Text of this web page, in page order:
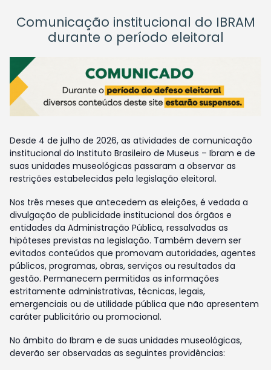
Comunicação institucional do IBRAM
durante o período eleitoral
Desde 4 de julho de 2026, as atividades de comunicação
institucional do Instituto Brasileiro de Museus – Ibram e de
suas unidades museológicas passaram a observar as
restrições estabelecidas pela legislação eleitoral.
Nos três meses que antecedem as eleições, é vedada a
divulgação de publicidade institucional dos órgãos e
entidades da Administração Pública, ressalvadas as
hipóteses previstas na legislação. Também devem ser
evitados conteúdos que promovam autoridades, agentes
públicos, programas, obras, serviços ou resultados da
gestão. Permanecem permitidas as informações
estritamente administrativas, técnicas, legais,
emergenciais ou de utilidade pública que não apresentem
caráter publicitário ou promocional.
No âmbito do Ibram e de suas unidades museológicas,
deverão ser observadas as seguintes providências: